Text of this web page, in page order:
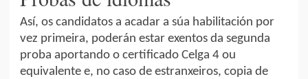
Así, os candidatos a acadar a súa habilitación por
vez primeira, poderán estar exentos da segunda
proba aportando o certificado Celga 4 ou
equivalente e, no caso de estranxeiros, copia de